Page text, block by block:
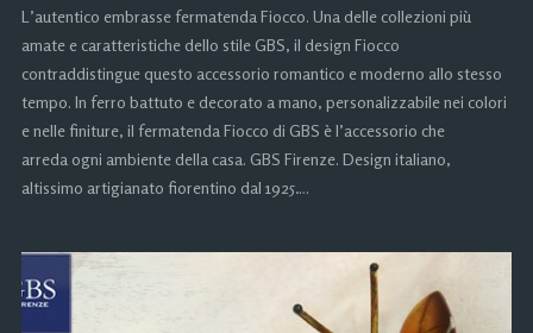
L’autentico embrasse fermatenda Fiocco. Una delle collezioni più
amate e caratteristiche dello stile GBS, il design Fiocco
contraddistingue questo accessorio romantico e moderno allo stesso
tempo. In ferro battuto e decorato a mano, personalizzabile nei colori
e nelle finiture, il fermatenda Fiocco di GBS è l’accessorio che
arreda ogni ambiente della casa. GBS Firenze. Design italiano,
altissimo artigianato fiorentino dal 1925….